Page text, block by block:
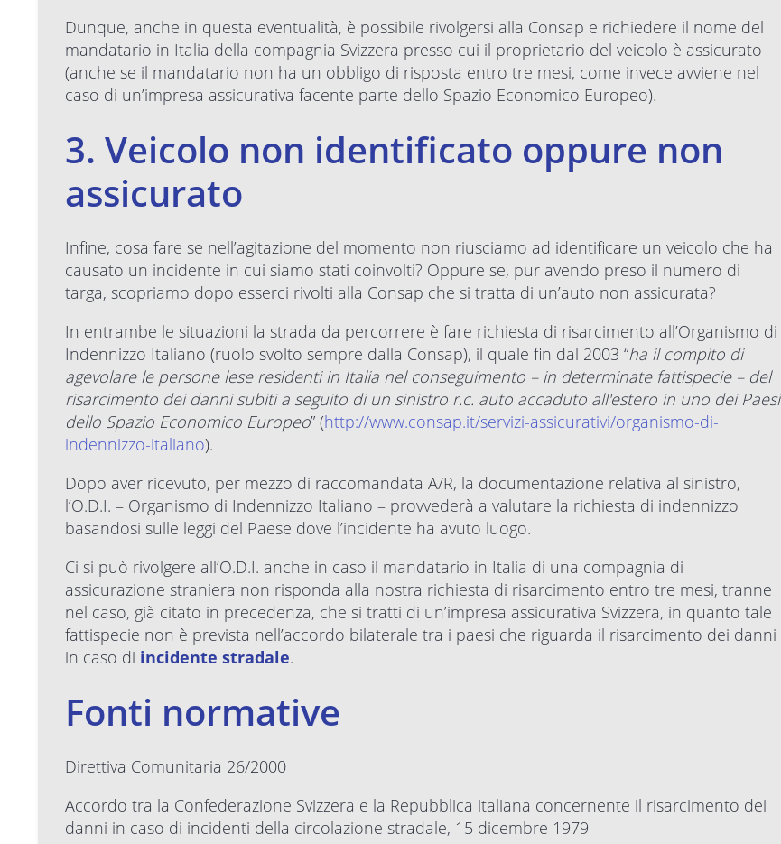
Dunque, anche in questa eventualità, è possibile rivolgersi alla Consap e richiedere il nome del
mandatario in Italia della compagnia Svizzera presso cui il proprietario del veicolo è assicurato
(anche se il mandatario non ha un obbligo di risposta entro tre mesi, come invece avviene nel
caso di un’impresa assicurativa facente parte dello Spazio Economico Europeo).
3. Veicolo non identificato oppure non
assicurato
Infine, cosa fare se nell’agitazione del momento non riusciamo ad identificare un veicolo che ha
causato un incidente in cui siamo stati coinvolti? Oppure se, pur avendo preso il numero di
targa, scopriamo dopo esserci rivolti alla Consap che si tratta di un’auto non assicurata?
In entrambe le situazioni la strada da percorrere è fare richiesta di risarcimento all’Organismo di
Indennizzo Italiano (ruolo svolto sempre dalla Consap), il quale fin dal 2003 “ha il compito di
agevolare le persone lese residenti in Italia nel conseguimento – in determinate fattispecie – del
risarcimento dei danni subiti a seguito di un sinistro r.c. auto accaduto all'estero in uno dei Paesi
dello Spazio Economico Europeo” (http://www.consap.it/servizi-assicurativi/organismo-di-
indennizzo-italiano).
Dopo aver ricevuto, per mezzo di raccomandata A/R, la documentazione relativa al sinistro,
l’O.D.I. – Organismo di Indennizzo Italiano – provvederà a valutare la richiesta di indennizzo
basandosi sulle leggi del Paese dove l’incidente ha avuto luogo.
Ci si può rivolgere all’O.D.I. anche in caso il mandatario in Italia di una compagnia di
assicurazione straniera non risponda alla nostra richiesta di risarcimento entro tre mesi, tranne
nel caso, già citato in precedenza, che si tratti di un’impresa assicurativa Svizzera, in quanto tale
fattispecie non è prevista nell’accordo bilaterale tra i paesi che riguarda il risarcimento dei danni
in caso di incidente stradale.
Fonti normative
Direttiva Comunitaria 26/2000
Accordo tra la Confederazione Svizzera e la Repubblica italiana concernente il risarcimento dei
danni in caso di incidenti della circolazione stradale, 15 dicembre 1979